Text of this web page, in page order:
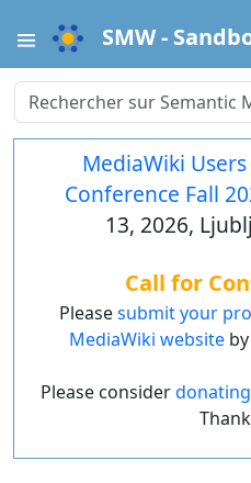
SMW -
MediaWiki
Conference Fall
13, 2026,
Call for
Pleasesubmit your
MediaWiki websiteby
Please consider